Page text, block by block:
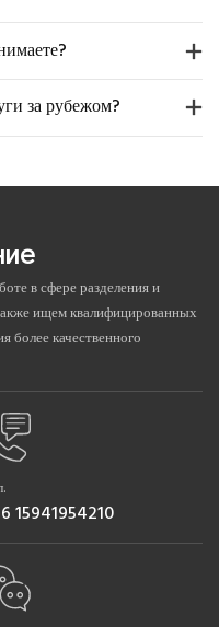
за рубежом?
в сфере разделения и
ищем квалифицированных
более качественного
15941954210